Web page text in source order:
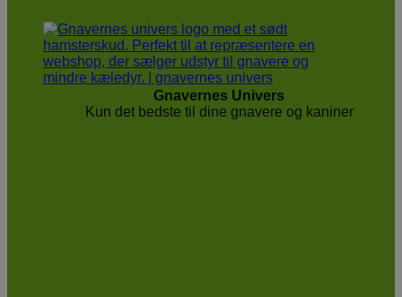
Gnavernes Univers
Kun det bedste til dine gnavere og kaniner